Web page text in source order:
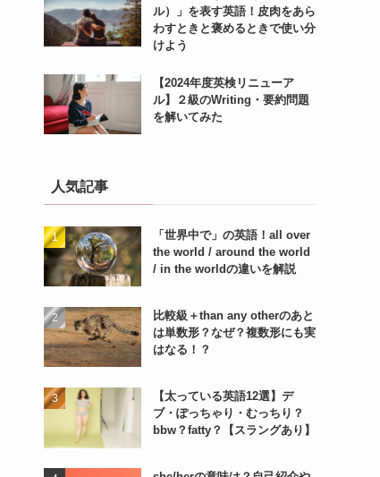
ル）」を表す英語！皮肉をあら
わすときと褒めるときで使い分
けよう
【2024年度英検リニューア
ル】２級のWriting・要約問題
を解いてみた
人気記事
「世界中で」の英語！all over
the world / around the world
/ in the worldの違いを解説
比較級＋than any otherのあと
は単数形？なぜ？複数形にも実
はなる！？
【太っている英語12選】デ
ブ・ぽっちゃり・むっちり？
bbw？fatty？【スラングあり】